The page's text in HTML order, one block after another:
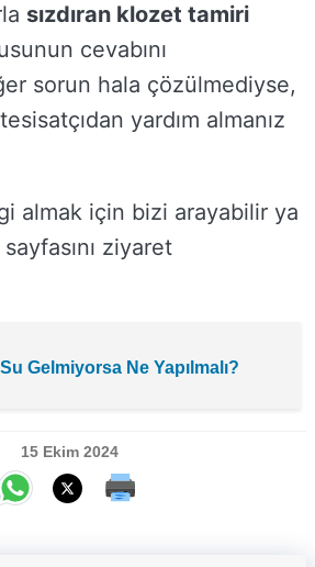
sızdıran klozet tamiri
cevabını
sorun hala çözülmediyse,
yardım almanız
almak için bizi arayabilir ya
ziyaret
Gelmiyorsa Ne Yapılmalı?
15 Ekim 2024